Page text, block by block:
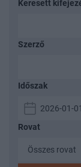
Keresett
Szerző
Időszak
Rovat